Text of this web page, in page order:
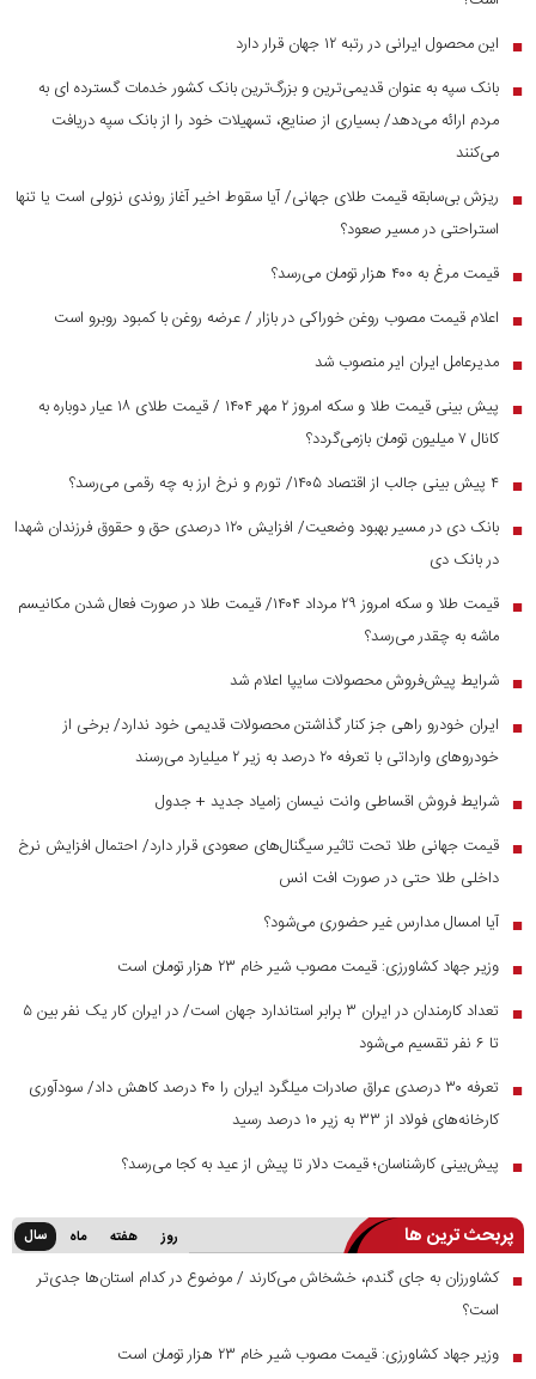
■ این محصول ایرانی در رتبه ۱۲ جهان قرار دارد
■ بانک سپه به عنوان قدیمی‌ترین و بزرگ‌ترین بانک کشور خدمات گسترده ای به
مردم ارائه می‌دهد/ بسیاری از صنایع، تسهیلات خود را از بانک سپه دریافت
می‌کنند
■
ریزش بی‌سابقه قیمت طلای جهانی/ آیا سقوط اخیر آغاز روندی نزولی است یا تنها
استراحتی در مسیر صعود؟
■ قیمت مرغ به ۴۰۰ هزار تومان می‌رسد؟
■ اعلام قیمت مصوب روغن خوراکی در بازار / عرضه روغن با کمبود روبرو است
■ مدیرعامل ایران ایر منصوب شد
■
پیش بینی قیمت طلا و سکه امروز ۲ مهر ۱۴۰۴ / قیمت طلای ۱۸ عیار دوباره به
کانال ۷ میلیون تومان بازمی‌گردد؟
■ ۴ پیش بینی جالب از اقتصاد ۱۴۰۵/ تورم و نرخ ارز به چه رقمی می‌رسد؟
■
بانک دی در مسیر بهبود وضعیت/ افزایش ۱۲۰ درصدی حق و حقوق فرزندان شهدا
در بانک دی
■
قیمت طلا و سکه امروز ۲۹ مرداد ۱۴۰۴/ قیمت طلا در صورت فعال شدن مکانیسم
ماشه به چقدر می‌رسد؟
■ شرایط پیش‌فروش محصولات سایپا اعلام شد
■
ایران خودرو راهی جز کنار گذاشتن محصولات قدیمی خود ندارد/ برخی از
خودرو‌های وارداتی با تعرفه ۲۰ درصد به زیر ۲ میلیارد می‌رسند
■ شرایط فروش اقساطی وانت نیسان زامیاد جدید + جدول
■ قیمت جهانی طلا تحت تاثیر سیگنال‌های صعودی قرار دارد/ احتمال افزایش نرخ
داخلی طلا حتی در صورت افت انس
■ آیا امسال مدارس غیر حضوری می‌شود؟
■ وزیر جهاد کشاورزی: قیمت مصوب شیر خام ۲۳ هزار تومان است
■
تعداد کارمندان در ایران ۳ برابر استاندارد جهان است/ در ایران کار یک نفر بین ۵
تا ۶ نفر تقسیم می‌شود
■
تعرفه ۳۰ درصدی عراق صادرات میلگرد ایران را ۴۰ درصد کاهش داد/ سودآوری
کارخانه‌های فولاد از ۳۳ به زیر ۱۰ درصد رسید
■ پیش‌بینی کارشناسان؛ قیمت دلار تا پیش از عید به کجا می‌رسد؟
پربحث ترین ها روز هفته ماه سال
■ کشاورزان به جای گندم، خشخاش می‌کارند / موضوع در کدام استان‌ها جدی‌تر
است؟
■ وزیر جهاد کشاورزی: قیمت مصوب شیر خام ۲۳ هزار تومان است